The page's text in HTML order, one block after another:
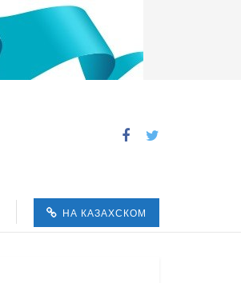
НА КАЗАХСКОМ